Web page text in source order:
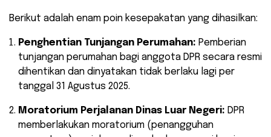
Berikut adalah enam poin kesepakatan yang dihasilkan:
Penghentian Tunjangan Perumahan: Pemberian
tunjangan perumahan bagi anggota DPR secara resmi
dihentikan dan dinyatakan tidak berlaku lagi per
tanggal 31 Agustus 2025.
Moratorium Perjalanan Dinas Luar Negeri: DPR
memberlakukan moratorium (penangguhan